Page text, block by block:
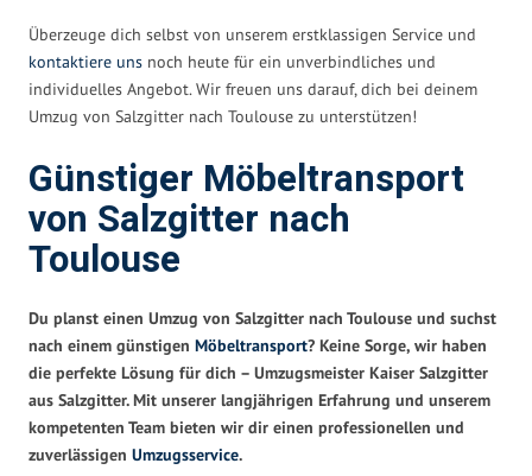
Überzeuge dich selbst von unserem erstklassigen Service und
kontaktiere uns noch heute für ein unverbindliches und
individuelles Angebot. Wir freuen uns darauf, dich bei deinem
Umzug von Salzgitter nach Toulouse zu unterstützen!
Günstiger Möbeltransport
von Salzgitter nach
Toulouse
Du planst einen Umzug von Salzgitter nach Toulouse und suchst
nach einem günstigen Möbeltransport? Keine Sorge, wir haben
die perfekte Lösung für dich – Umzugsmeister Kaiser Salzgitter
aus Salzgitter. Mit unserer langjährigen Erfahrung und unserem
kompetenten Team bieten wir dir einen professionellen und
zuverlässigen Umzugsservice.